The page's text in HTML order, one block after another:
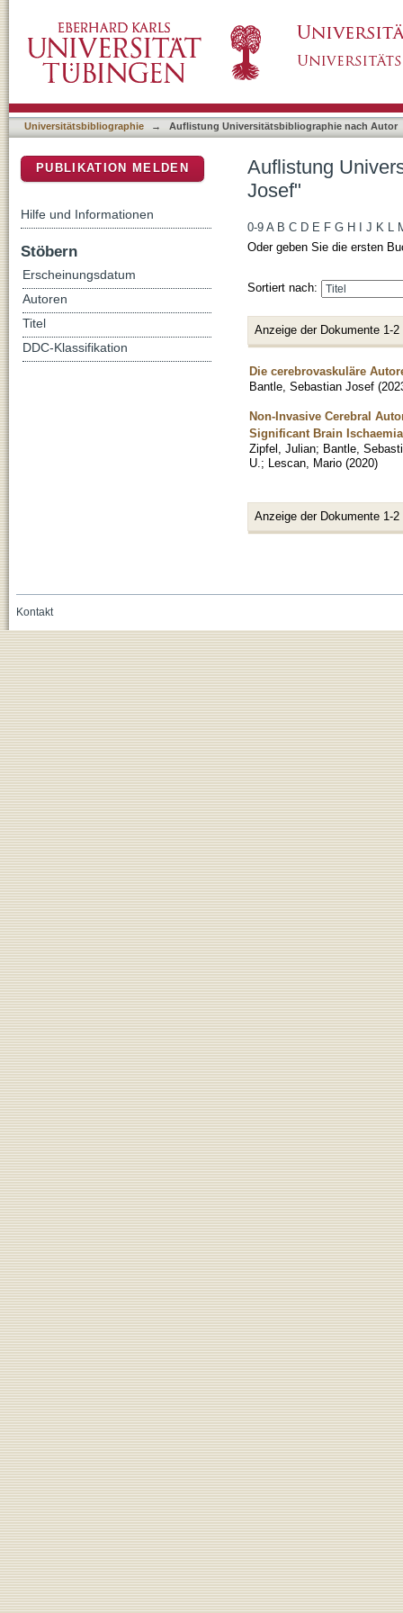
Universitätsbibliographie → Auflistung Universitätsbibliographie nach Autor
Auflistung
Josef"
0-9 A B C D E F G H J K L
Oder geben Sie die ersten
Sortiert nach:
Anzeige der Dokumente 1-2
Die cerebrovaskuläre
Bantle, Sebastian Josef (
Non-Invasive Cerebral
Significant Brain Ischaemia
Zipfel, Julian; Bantle,
U. ; Lescan, Mario (2020)
Anzeige der Dokumente 1-2
PUBLIKATION MELDEN
Hilfe und Informationen
Stöbern
Erscheinungsdatum
Autoren
Titel
DDC-Klassifikation
Kontakt